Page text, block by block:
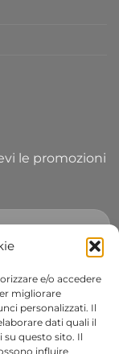
e/o accedere
migliorare
personalizzati. Il
dati quali il
questo sito. Il
influire
le promozioni
le